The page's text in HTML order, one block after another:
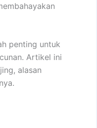
penting untuk
Artikel ini
alasan